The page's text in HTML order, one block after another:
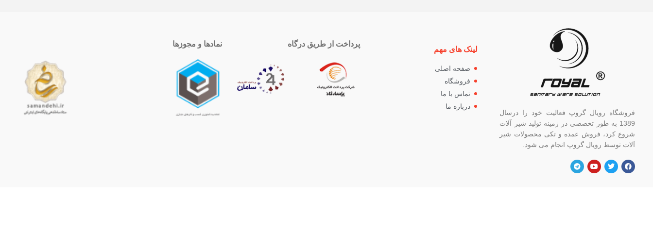
فروشگاه رویال گروپ فعالیت خود را درسال
1389 به طور تخصصی در زمینه تولید شیر آلات
شروع کرد، فروش عمده و تکی محصولات شیر
آلات توسط رویال گروپ انجام می شود.
لینک های مهم
صفحه اصلی
فروشگاه
تماس با ما
درباره ما
پرداخت از طریق درگاه نمادها و مجوزها